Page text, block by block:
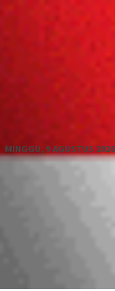
MINGGU, 9 AGUSTUS 2026